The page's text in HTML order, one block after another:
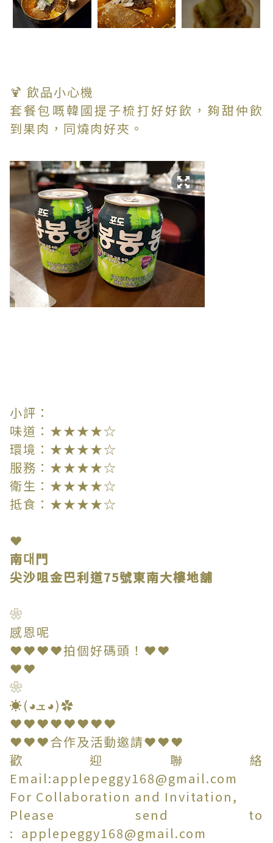
🍹 飲品小心機
套餐包嘅韓國提子梳打好好飲，夠甜仲飲
到果肉，同燒肉好夾。
小評：
味道：★★★★☆
環境：★★★★☆
服務：★★★★☆
衛生：★★★★☆
抵食：★★★★☆
❤
南대門
尖沙咀金巴利道75號東南大樓地舖
❀
感恩呢
❤❤❤❤拍個好碼頭！❤❤
❤❤
❀
☀(◕ܫ◕)✿
❤❤❤❤❤❤❤❤
❤❤❤合作及活動邀請❤❤❤
歡迎聯絡
Email:applepeggy168@gmail.com
For Collaboration and Invitation,
Please send to
: applepeggy168@gmail.com